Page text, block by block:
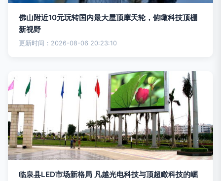
佛山附近10元玩转国内最大屋顶摩天轮，俯瞰科技顶棚
新视野
更新时间：2026-08-06 20:23:10
临泉县LED市场新格局 凡越光电科技与顶超瞰科技的崛